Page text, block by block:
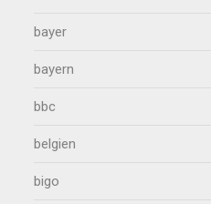
bayer
bayern
bbc
belgien
bigo